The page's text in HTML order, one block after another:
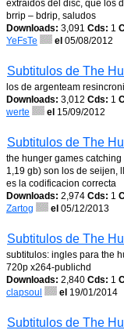
extraidos del disc, que los
brrip – bdrip, saludos
Downloads: 3,091 Cds: 1
YeFsTe
el 05/08/2012
Subtitulos de The
los de argenteam
Downloads: 3,012 Cds: 1
werte
el 15/09/2012
Subtitulos de The
the hunger games
1,19 gb) son los de seijen,
es la codificacion correcta
Downloads: 2,974 Cds: 1
Zartog
el 05/12/2013
Subtitulos de The
subtitulos: ingles para the
720p x264-publichd
Downloads: 2,840 Cds: 1
clapsoul
el 19/01/2014
Subtitulos de The